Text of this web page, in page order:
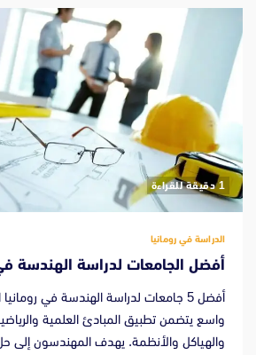
‫1 دقيقة للقراءة
الدراسة في رومانيا
أفضل الجامعات لدراسة الهندسة
أفضل 5 جامعات لدراسة الهندسة في
واسع يتضمن تطبيق المبادئ العلمية
والهياكل والأنظمة. يهدف المهندسون إلى